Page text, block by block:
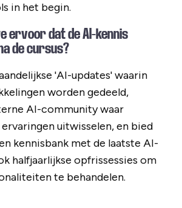
in het begin.
ervoor dat de AI-kennis
de cursus?
'AI-updates' waarin
worden gedeeld,
AI-community waar
uitwisselen, en bied
kennisbank met de laatste AI-
halfjaarlijkse opfrissessies om
te behandelen.